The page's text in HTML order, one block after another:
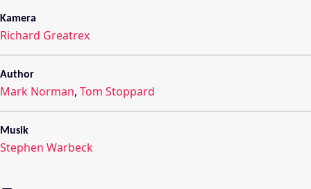
Kamera
Richard Greatrex
Author
Mark Norman, Tom Stoppard
Musik
Stephen Warbeck